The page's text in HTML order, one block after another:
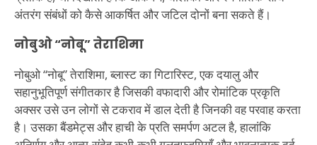
अंतरंग संबंधों को कैसे आकर्षित और जटिल दोनों बना सकते हैं।
नोबुओ “नोबू” तेराशिमा
नोबुओ “नोबू” तेराशिमा, ब्लास्ट का गिटारिस्ट, एक दयालु और
सहानुभूतिपूर्ण संगीतकार है जिसकी वफादारी और रोमांटिक प्रकृति
अक्सर उसे उन लोगों से टकराव में डाल देती है जिनकी वह परवाह करता
है। उसका बैंडमेट्स और हाची के प्रति समर्पण अटल है, हालांकि